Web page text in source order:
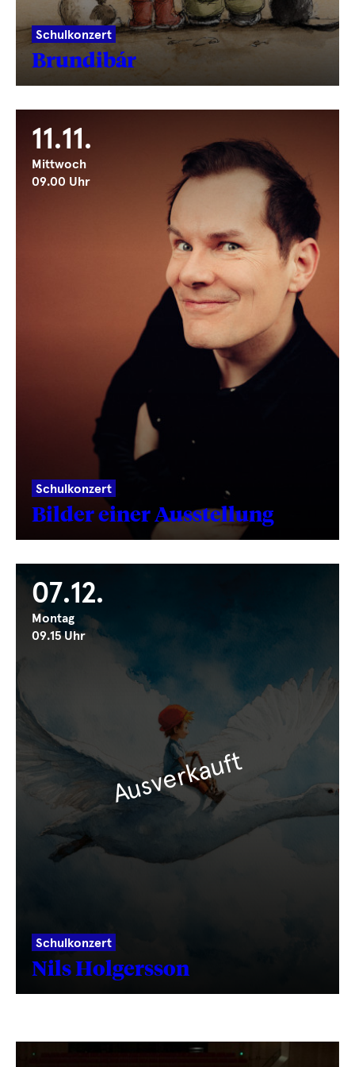
Schulkonzert
Brundibár
11.11.
Mittwoch
09.00 Uhr
Schulkonzert
Bilder einer Ausstellung
07.12.
Montag
09.15 Uhr
Schulkonzert
Nils Holgersson
Ausverkauft
Text